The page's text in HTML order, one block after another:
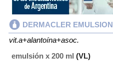
DERMACLER EMULSION
vit.a+alantoína+asoc.
emulsión x 200 ml (VL)